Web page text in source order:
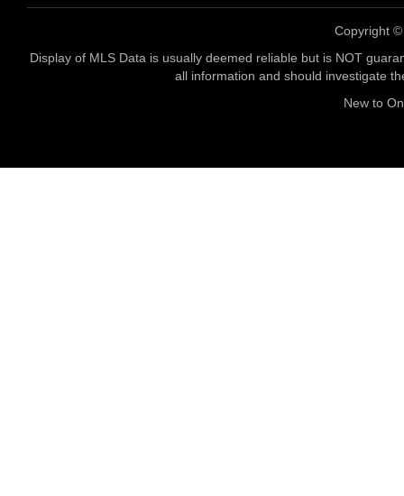
Copyright
Display of MLS Data is usually deemed reliable but is NOT
all information and should investigate
New to